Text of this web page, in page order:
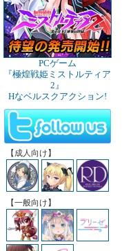
PCゲーム
『極煌戦姫ミストルティア
2』
Hなベルスクアクション!
【成人向け】
【一般向け】